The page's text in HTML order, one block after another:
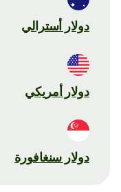
دولار أسترالي
دولار أمريكي
دولار سنغافورة